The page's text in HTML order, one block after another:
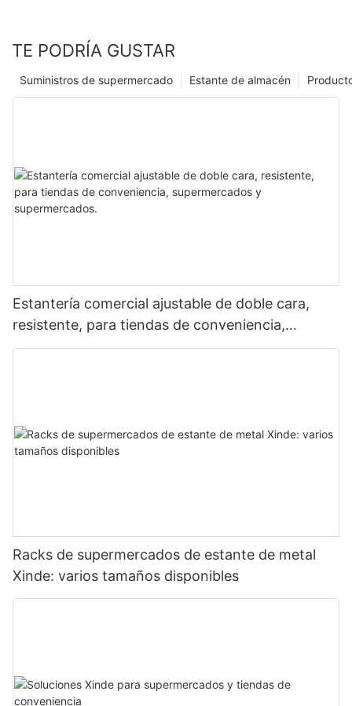
TE PODRÍA GUSTAR
Estante de almacén
Suministros de supermercado
Estantería comercial ajustable de doble cara,
resistente, para tiendas de conveniencia,
supermercados y supermercados.
Racks de supermercados de estante de metal
Xinde: varios tamaños disponibles